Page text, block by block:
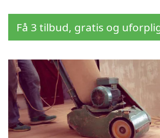
Få 3 tilbud, gratis og